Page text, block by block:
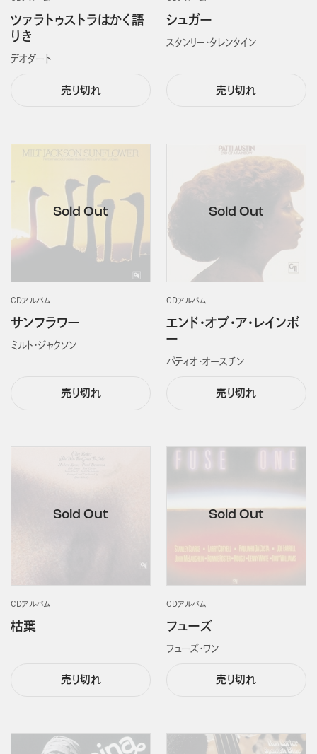
ツァラトゥストラはかく語
りき
デオダート
売り切れ
シュガー
スタンリー・タレンタイン
売り切れ
CDアルバム
サンフラワー
ミルト・ジャクソン
売り切れ
CDアルバム
エンド・オブ・ア・レインボ
ー
パティオ・オースチン
売り切れ
CDアルバム
枯葉
売り切れ
CDアルバム
フューズ
フューズ・ワン
売り切れ